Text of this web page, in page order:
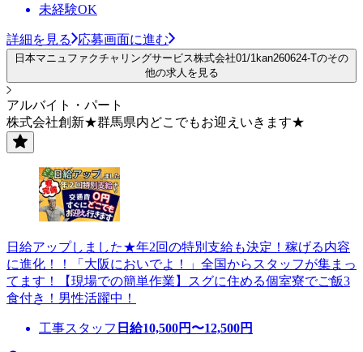
未経験OK
詳細を見る 応募画面に進む
日本マニュファクチャリングサービス株式会社01/1kan260624-Tのその
他の求人を見る
アルバイト・パート
株式会社創新★群馬県内どこでもお迎えいきます★
日給アップしました★年2回の特別支給も決定！稼げる内容
に進化！！「大阪においでよ！」全国からスタッフが集まっ
てます！【現場での簡単作業】スグに住める個室寮でご飯3
食付き！男性活躍中！
工事スタッフ 日給10,500円〜12,500円